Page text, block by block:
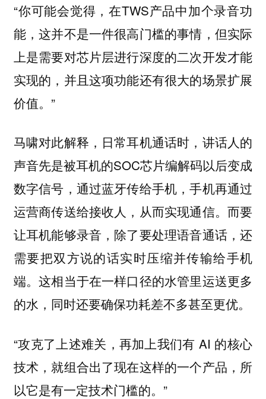
“你可能会觉得，在TWS产品中加个录音功
能，这并不是一件很高门槛的事情，但实际
上是需要对芯片层进行深度的二次开发才能
实现的，并且这项功能还有很大的场景扩展
价值。”
马啸对此解释，日常耳机通话时，讲话人的
声音先是被耳机的SOC芯片编解码以后变成
数字信号，通过蓝牙传给手机，手机再通过
运营商传送给接收人，从而实现通信。而要
让耳机能够录音，除了要处理语音通话，还
需要把双方说的话实时压缩并传输给手机
端。这相当于在一样口径的水管里运送更多
的水，同时还要确保功耗差不多甚至更优。
“攻克了上述难关，再加上我们有 AI 的核心
技术，就组合出了现在这样的一个产品，所
以它是有一定技术门槛的。”